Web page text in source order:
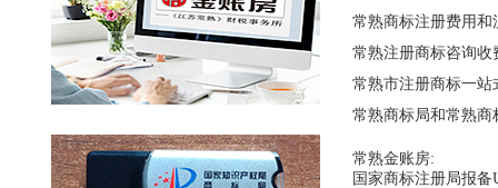
常熟商标注册费用和
常熟注册商标咨询收
常熟市注册商标一站
常熟商标局和常熟商
常熟金账房:
国家商标注册局报